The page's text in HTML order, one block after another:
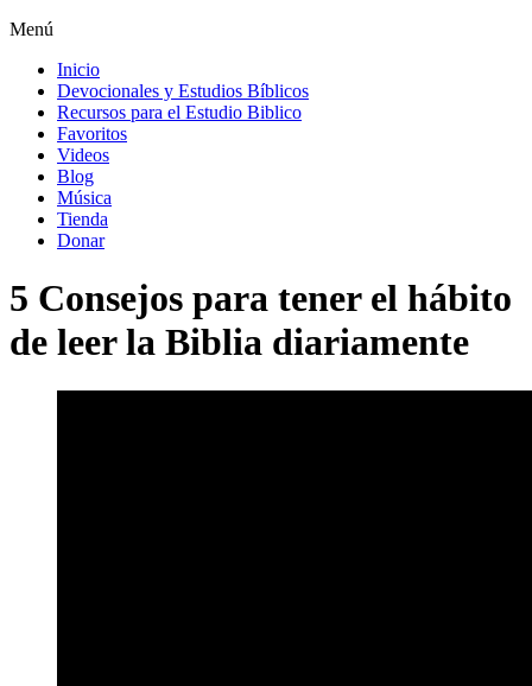
Menú
Inicio
Devocionales y Estudios Bíblicos
Recursos para el Estudio Biblico
Favoritos
Videos
Blog
Música
Tienda
Donar
5 Consejos para tener el hábito
de leer la Biblia diariamente